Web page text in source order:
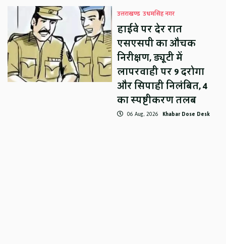
उत्तराखण्ड उधमसिंह नगर
हाईवे पर देर रात
एसएसपी का औचक
निरीक्षण, ड्यूटी में
लापरवाही पर 9 दरोगा
और सिपाही निलंबित, 4
का स्पष्टीकरण तलब
06 Aug, 2026 Khabar Dose Desk